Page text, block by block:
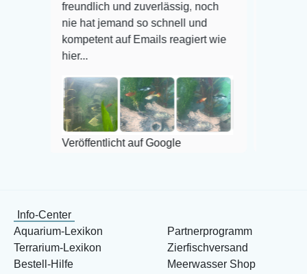
freundlich und zuverlässig, noch
nie hat jemand so schnell und
kompetent auf Emails reagiert wie
Veröffentlicht auf Google
Info-Center
Aquarium-Lexikon
Terrarium-Lexikon
Bestell-Hilfe
Partnerprogramm
Zierfischversand
Meerwasser Shop